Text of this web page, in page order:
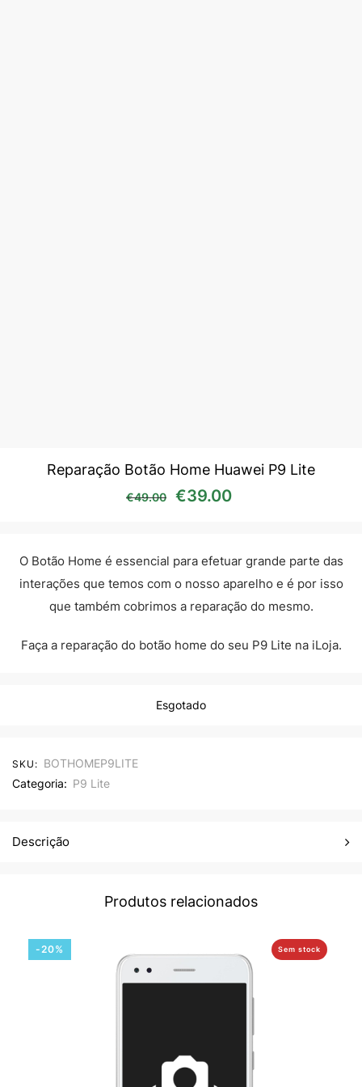
Reparação Botão Home Huawei P9 Lite
€49.00 O preço original era:
€39.00
O Botão Home é essencial para efetuar grande parte das
interações que temos com o nosso aparelho e é por isso
que também cobrimos a reparação do mesmo.
Faça a reparação do botão home do seu P9 Lite na iLoja.
Esgotado
SKU: BOTHOMEP9LITE
Categoria: P9 Lite
Descrição
Produtos relacionados
-20% Sem stock